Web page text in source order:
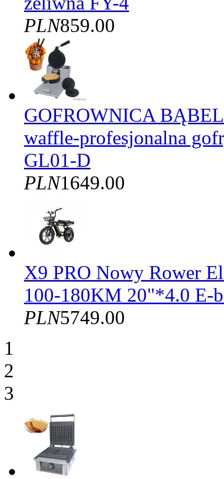
PLN859.00
GOFROWNICA
waffle-profesjonalna
GL01-D
PLN1649.00
X9 PRO Nowy Rower
100-180KM 20"*4.0 E-
PLN5749.00
1
2
3